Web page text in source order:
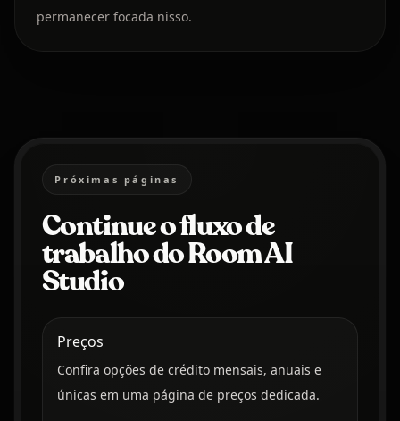
permanecer focada nisso.
Próximas páginas
Continue o fluxo de
trabalho do Room AI
Studio
Preços
Confira opções de crédito mensais, anuais e
únicas em uma página de preços dedicada.